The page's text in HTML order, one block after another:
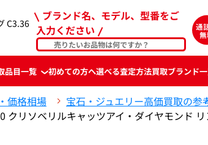
C3.36
ブランド名、モデル、型番をご
入力ください
品目一覧 初めての方へ選べる査定方法買取ブランド
価格相場
宝石・ジュエリー高価買取の参
クリソベリルキャッツアイ・ダイヤモンド